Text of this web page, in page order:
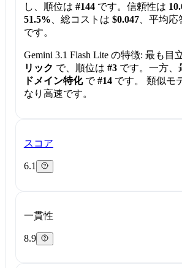
し、順位は #144です。信頼性は
51.5% 、総コストは $0.047、平均応
です。
Gemini 3.1 Flash Lite の特徴: 最も目
リック で、順位は #3です。一方、
ドメイン特化で#14です。 類似モ
なり高速です。
スコア
6.1
一貫性
8.9